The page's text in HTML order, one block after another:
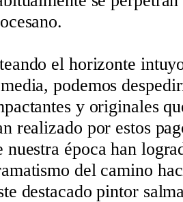
el horizonte
podemos
y originales
realizado por estos
nuestra época han
del camino
destacado pintor